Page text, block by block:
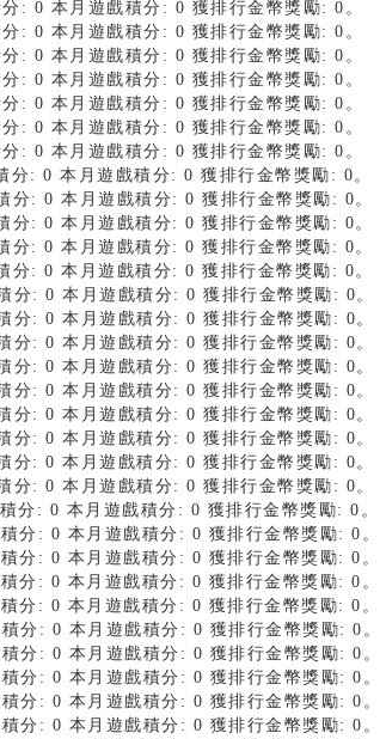
: 0 本月遊戲積分: 0 獲排行金幣獎勵: 0。
: 0 本月遊戲積分: 0 獲排行金幣獎勵: 0。
: 0 本月遊戲積分: 0 獲排行金幣獎勵: 0。
: 0 本月遊戲積分: 0 獲排行金幣獎勵: 0。
: 0 本月遊戲積分: 0 獲排行金幣獎勵: 0。
: 0 本月遊戲積分: 0 獲排行金幣獎勵: 0。
: 0 本月遊戲積分: 0 獲排行金幣獎勵: 0。
: 0 本月遊戲積分: 0 獲排行金幣獎勵: 0。
: 0 本月遊戲積分: 0 獲排行金幣獎勵: 0。
: 0 本月遊戲積分: 0 獲排行金幣獎勵: 0。
: 0 本月遊戲積分: 0 獲排行金幣獎勵: 0。
: 0 本月遊戲積分: 0 獲排行金幣獎勵: 0。
分: 0 本月遊戲積分: 0 獲排行金幣獎勵: 0。
分: 0 本月遊戲積分: 0 獲排行金幣獎勵: 0。
分: 0 本月遊戲積分: 0 獲排行金幣獎勵: 0。
分: 0 本月遊戲積分: 0 獲排行金幣獎勵: 0。
分: 0 本月遊戲積分: 0 獲排行金幣獎勵: 0。
分: 0 本月遊戲積分: 0 獲排行金幣獎勵: 0。
分: 0 本月遊戲積分: 0 獲排行金幣獎勵: 0。
分: 0 本月遊戲積分: 0 獲排行金幣獎勵: 0。
分: 0 本月遊戲積分: 0 獲排行金幣獎勵: 0。
分: 0 本月遊戲積分: 0 獲排行金幣獎勵: 0。
分: 0 本月遊戲積分: 0 獲排行金幣獎勵: 0。
分: 0 本月遊戲積分: 0 獲排行金幣獎勵: 0。
分: 0 本月遊戲積分: 0 獲排行金幣獎勵: 0。
分: 0 本月遊戲積分: 0 獲排行金幣獎勵: 0。
分: 0 本月遊戲積分: 0 獲排行金幣獎勵: 0。
分: 0 本月遊戲積分: 0 獲排行金幣獎勵: 0。
分: 0 本月遊戲積分: 0 獲排行金幣獎勵: 0。
分: 0 本月遊戲積分: 0 獲排行金幣獎勵: 0。
分: 0 本月遊戲積分: 0 獲排行金幣獎勵: 0。